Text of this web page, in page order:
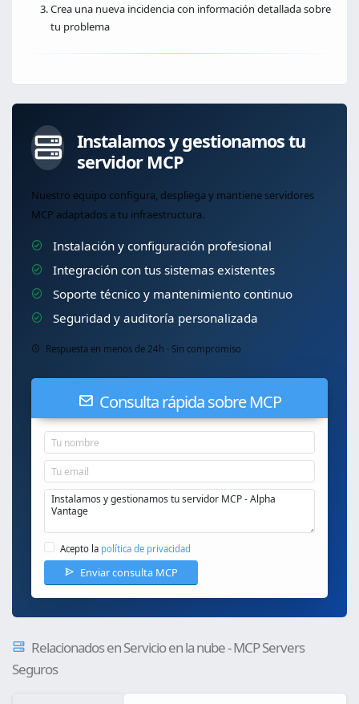
Crea una nueva incidencia con información detallada sobre
tu problema
Instalamos y gestionamos tu
servidor MCP
Nuestro equipo configura, despliega y mantiene servidores
MCP adaptados a tu infraestructura.
Instalación y configuración profesional
Integración con tus sistemas existentes
Soporte técnico y mantenimiento continuo
Seguridad y auditoría personalizada
Respuesta en menos de 24h · Sin compromiso
Consulta rápida sobre MCP
Acepto la política de privacidad
Enviar consulta MCP
Relacionados en Servicio en la nube - MCP Servers
Seguros